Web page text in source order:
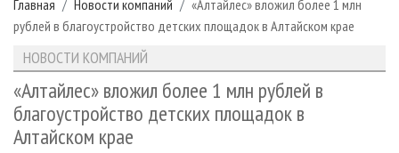
РУБРИКИ ЖУРНАЛА
ЛЕСНОЕ ХОЗЯЙСТВО
ЛЕСОЗАГОТОВКА
ЛЕСОПИЛЕНИЕ
ДЕРЕВООБРАБОТКА
НОВОСТИ
КАЛЕНДАРЬ СОБЫТИЙ
НОВОСТИ ЛПК
НОВОСТИ ЖУРНАЛА
НОВОСТИ КОМПАНИЙ
ПРОЕКТЫ ЛПИ
АНАЛИТИКА
ПРЕДПРИЯТИЯ ЛПК
ЛЕСНЫЕ РЕГИОНЫ РОССИИ
АРХИВ
АРХИВ ЖУРНАЛОВ
СТАТЬИ
О ЖУРНАЛЕ
ПОДПИСКА
РЕКЛАМОДАТЕЛЯМ
Главная Новости компаний
«Алтайлес» вложил более 1 млн
рублей в благоустройство детских площадок в Алтайском крае
НОВОСТИ КОМПАНИЙ
«Алтайлес» вложил более 1 млн рублей в
благоустройство детских площадок в
Алтайском крае